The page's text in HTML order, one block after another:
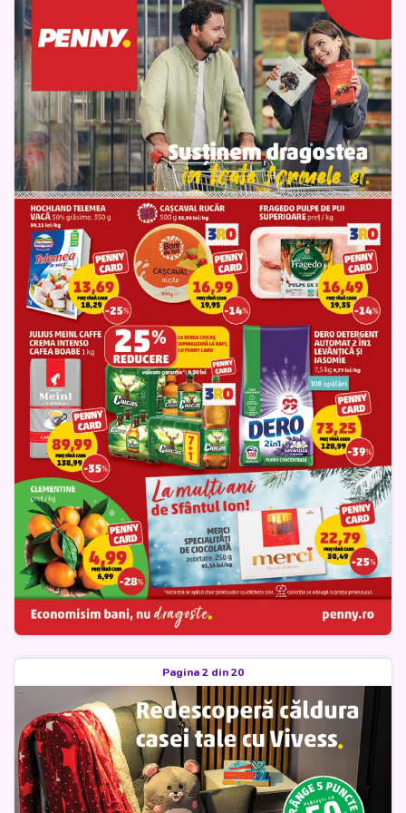
economisi inteligent.
Pagina 2 din 20